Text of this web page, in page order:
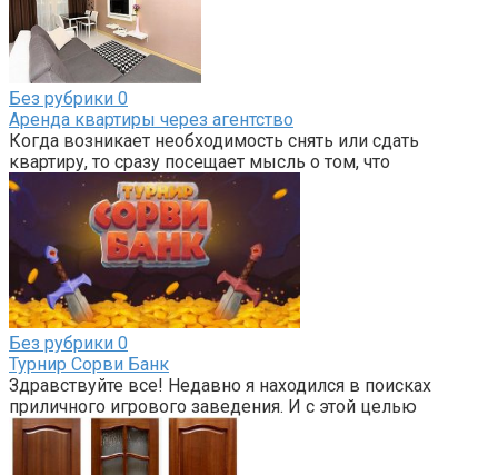
Без рубрики 0
Аренда квартиры через агентство
Когда возникает необходимость снять или сдать
квартиру, то сразу посещает мысль о том, что
Без рубрики 0
Турнир Сорви Банк
Здравствуйте все! Недавно я находился в поисках
приличного игрового заведения. И с этой целью